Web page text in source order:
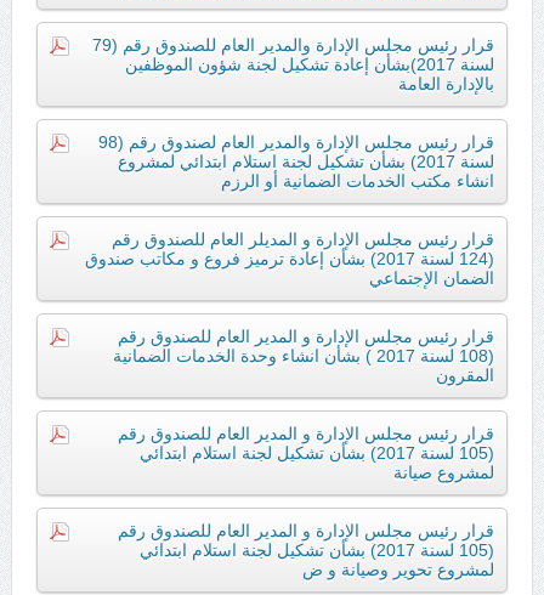
قرار رئيس مجلس الإدارة والمدير العام للصندوق رقم (79
لسنة 2017)بشأن إعادة تشكيل لجنة شؤون الموظفين
بالإدارة العامة
قرار رئيس مجلس الإدارة والمدير العام لصندوق رقم (98
لسنة 2017) بشأن تشكيل لجنة استلام ابتدائي لمشروع
انشاء مكتب الخدمات الضمانية أو الرزم
قرار رئيس مجلس الإدارة و المديلر العام للصندوق رقم
(124 لسنة 2017) بشأن إعادة ترميز فروع و مكاتب صندوق
الضمان الإجتماعي
قرار رئيس مجلس الإدارة و المدير العام للصندوق رقم
(108 لسنة 2017 ) بشأن انشاء وحدة الخدمات الضمانية
المقرون
قرار رئيس مجلس الإدارة و المدير العام للصندوق رقم
(105 لسنة 2017) بشأن تشكيل لجنة استلام ابتدائي
لمشروع صيانة
قرار رئيس مجلس الإدارة و المدير العام للصندوق رقم
(105 لسنة 2017) بشأن تشكيل لجنة استلام ابتدائي
لمشروع تحوير وصيانة و ض